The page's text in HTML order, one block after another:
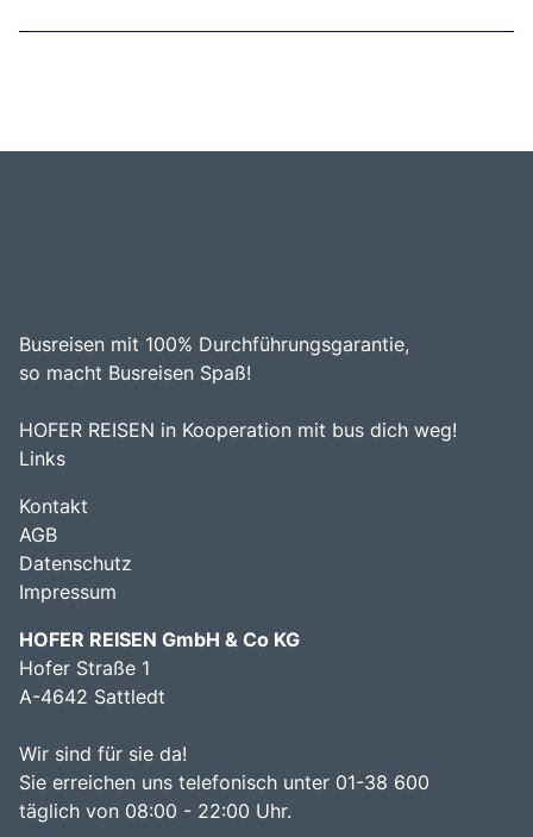
Busreisen mit 100% Durchführungsgarantie,
so macht Busreisen Spaß!
HOFER REISEN in Kooperation mit bus dich weg!
Links
Kontakt
AGB
Datenschutz
Impressum
HOFER REISEN GmbH & Co KG
Hofer Straße 1
A-4642 Sattledt
Wir sind für sie da!
Sie erreichen uns telefonisch unter 01-38 600
täglich von 08:00 - 22:00 Uhr.